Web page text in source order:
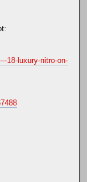
18-luxury-nitro-on-